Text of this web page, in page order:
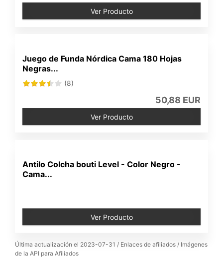
Ver Producto
Juego de Funda Nórdica Cama 180 Hojas
Negras...
(8)
50,88 EUR
Ver Producto
Antilo Colcha bouti Level - Color Negro -
Cama...
Ver Producto
Última actualización el 2023-07-31 / Enlaces de afiliados / Imágenes
de la API para Afiliados